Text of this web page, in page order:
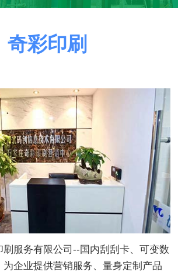
奇彩印刷
服务有限公司--国内刮刮卡、可变数
企业提供营销服务、量身定制产品